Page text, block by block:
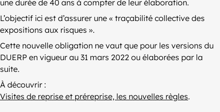
une durée de 40 ans à compter de leur élaboration.
L’objectif ici est d’assurer une « traçabilité collective des
expositions aux risques ».
Cette nouvelle obligation ne vaut que pour les versions du
DUERP en vigueur au 31 mars 2022 ou élaborées par la
suite.
À découvrir :
Visites de reprise et préreprise, les nouvelles règles.